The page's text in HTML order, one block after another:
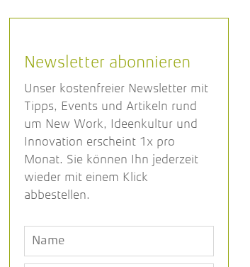
Newsletter abonnieren
Unser kostenfreier Newsletter mit
Tipps, Events und Artikeln rund
um New Work, Ideenkultur und
Innovation erscheint 1x pro
Monat. Sie können Ihn jederzeit
wieder mit einem Klick
abbestellen.